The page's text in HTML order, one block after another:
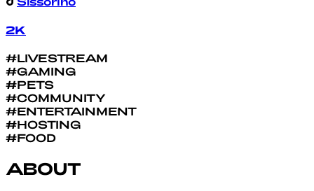
2K
#LIVESTREAM
#GAMING
#PETS
#COMMUNITY
#ENTERTAINMENT
#HOSTING
#FOOD
ABOUT